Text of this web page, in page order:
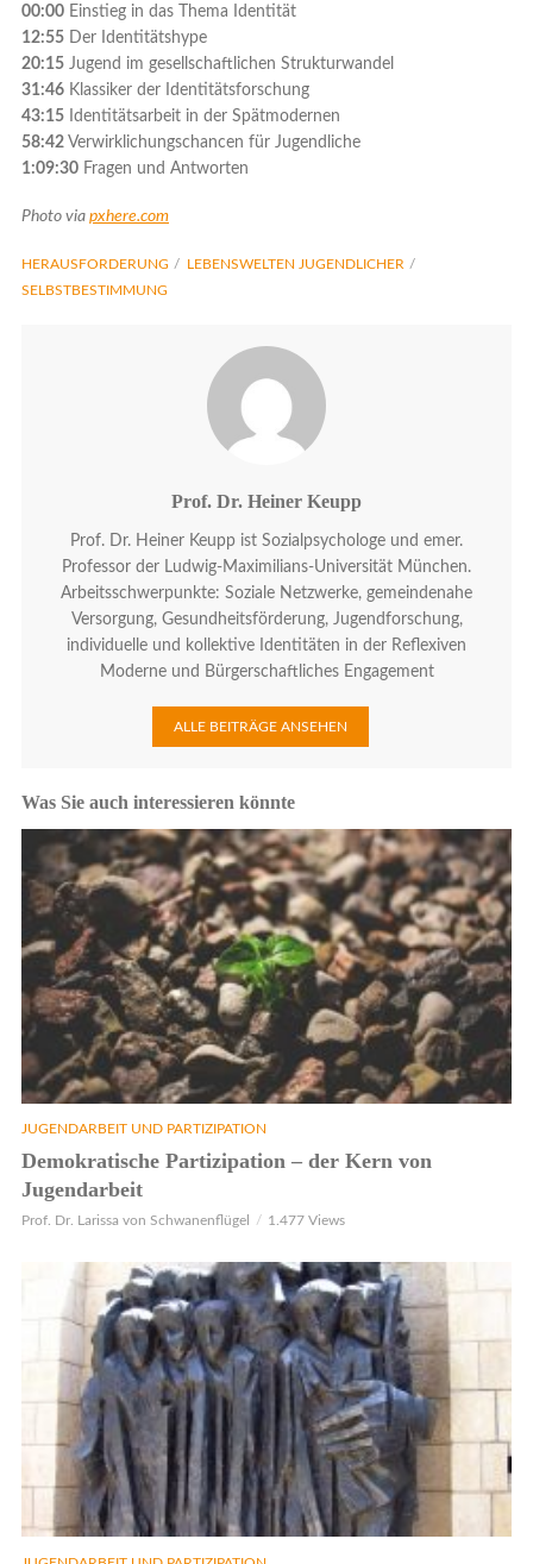
00:00 Einstieg in das Thema Identität
12:55 Der Identitätshype
20:15 Jugend im gesellschaftlichen Strukturwandel
31:46 Klassiker der Identitätsforschung
43:15 Identitätsarbeit in der Spätmodernen
58:42 Verwirklichungschancen für Jugendliche
1:09:30 Fragen und Antworten
Photo via pxhere.com
HERAUSFORDERUNG
LEBENSWELTEN JUGENDLICHER
SELBSTBESTIMMUNG
Prof. Dr. Heiner Keupp
Prof. Dr. Heiner Keupp ist Sozialpsychologe und emer.
Professor der Ludwig-Maximilians-Universität München.
Arbeitsschwerpunkte: Soziale Netzwerke, gemeindenahe
Versorgung, Gesundheitsförderung, Jugendforschung,
individuelle und kollektive Identitäten in der Reflexiven
Moderne und Bürgerschaftliches Engagement
ALLE BEITRÄGE ANSEHEN
Was Sie auch interessieren könnte
JUGENDARBEIT UND PARTIZIPATION
Demokratische Partizipation – der Kern von
Jugendarbeit
Prof. Dr. Larissa von Schwanenflügel 1.477 Views